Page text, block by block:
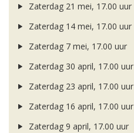
Zaterdag 21 mei, 17.00 uur
Zaterdag 14 mei, 17.00 uur
Zaterdag 7 mei, 17.00 uur
Zaterdag 30 april, 17.00 uur
Zaterdag 23 april, 17.00 uur
Zaterdag 16 april, 17.00 uur
Zaterdag 9 april, 17.00 uur